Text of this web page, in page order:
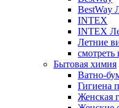
BestWay
INTEX
INTEX
Летние
смотреть
Бытовая химия
Ватно-
Гигиена
Женская